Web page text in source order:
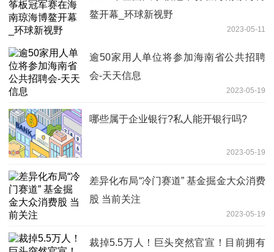
鳌开幕_环球新视野
2023-05-11
逾50家用人单位将参加海南省公共招聘
会-天天信息
2023-05-19
哪些属于​企业银行?私人能开银行吗?
2023-05-19
差异化布局“冷门赛道” 基金掘金大众消费
股 当前关注
2023-05-19
裁掉5.5万人！巨头突然官宣！目前拥有